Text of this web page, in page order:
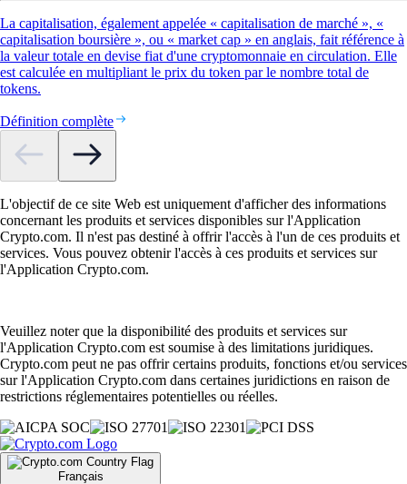
La capitalisation, également appelée « capitalisation de marché », «
capitalisation boursière », ou « market cap » en anglais, fait référence à
la valeur totale en devise fiat d'une cryptomonnaie en circulation. Elle
est calculée en multipliant le prix du token par le nombre total de
tokens.
Définition complète
L'objectif de ce site Web est uniquement d'afficher des informations
concernant les produits et services disponibles sur l'Application
Crypto.com. Il n'est pas destiné à offrir l'accès à l'un de ces produits et
services. Vous pouvez obtenir l'accès à ces produits et services sur
l'Application Crypto.com.
Veuillez noter que la disponibilité des produits et services sur
l'Application Crypto.com est soumise à des limitations juridiques.
Crypto.com peut ne pas offrir certains produits, fonctions et/ou services
sur l'Application Crypto.com dans certaines juridictions en raison de
restrictions réglementaires potentielles ou réelles.
Français